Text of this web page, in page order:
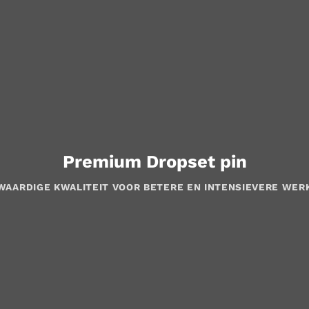
Premium Dropset pin
KWALITEIT VOOR BETERE EN INTENSIEVERE